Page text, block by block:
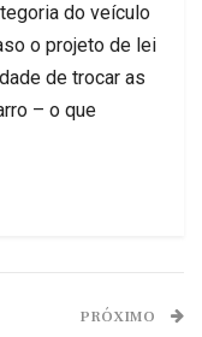
do veículo
o projeto de lei
de trocar as
– o que
PRÓXIMO